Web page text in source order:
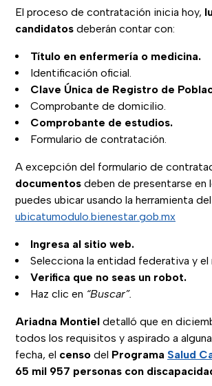
El proceso de contratación inicia hoy,
candidatos deberán contar con:
Título en enfermería o medicina.
Identificación oficial.
Clave Única de Registro de
Comprobante de domicilio.
Comprobante de estudios.
Formulario de contratación.
A excepción del formulario de
documentos deben de presentarse en
puedes ubicar usando la herramienta del
ubicatumodulo.bienestar.gob.mx
Ingresa al sitio web.
Selecciona la entidad federativa y
Verifica que no seas un robot.
Haz clic en “Buscar”.
Ariadna Montiel detalló que en
todos los requisitos y aspirado a
fecha, el censo del Programa Salud
65 mil 957 personas con